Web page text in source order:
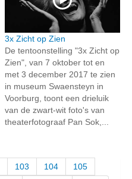
3x Zicht op Zien
De tentoonstelling "3x Zicht op
Zien", van 7 oktober tot en
met 3 december 2017 te zien
in museum Swaensteyn in
Voorburg, toont een drieluik
van de zwart-wit foto's van
theaterfotograaf Pan Sok,...
103 104
105